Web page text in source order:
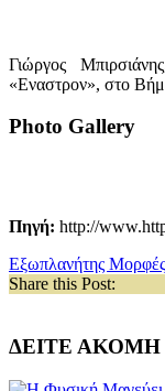
Γιώργος
«Εναστρον», στο
Photo Gallery
Πηγή: http://
Εξωπλανήτης
Share this Post:
ΔΕΙΤΕ ΑΚΟΜΗ